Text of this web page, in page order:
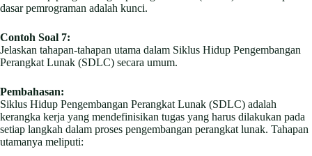
dasar pemrograman adalah kunci.
Contoh Soal 7:
Jelaskan tahapan-tahapan utama dalam Siklus Hidup Pengembangan
Perangkat Lunak (SDLC) secara umum.
Pembahasan:
Siklus Hidup Pengembangan Perangkat Lunak (SDLC) adalah
kerangka kerja yang mendefinisikan tugas yang harus dilakukan pada
setiap langkah dalam proses pengembangan perangkat lunak. Tahapan
utamanya meliputi: